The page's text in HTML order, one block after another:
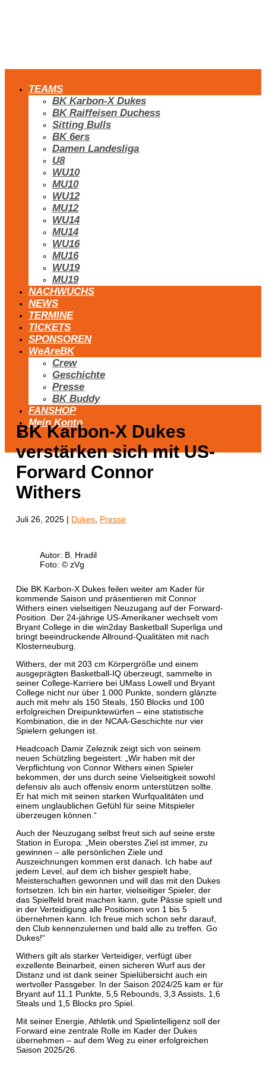
TEAMS
BK Karbon-X Dukes
BK Raiffeisen Duchess
Sitting Bulls
BK 6ers
Damen Landesliga
U8
WU10
MU10
WU12
MU12
WU14
MU14
WU16
MU16
WU19
MU19
NACHWUCHS
NEWS
TERMINE
TICKETS
SPONSOREN
WeAreBK
Crew
Geschichte
Presse
BK Buddy
FANSHOP
Mein Konto
BK Karbon-X Dukes
verstärken sich mit US-
Forward Connor
Withers
Juli 26, 2025 | Dukes Presse
Autor: B. Hradil
Foto: © zVg
Die BK Karbon-X Dukes feilen weiter am Kader für
kommende Saison und präsentieren mit Connor
Withers einen vielseitigen Neuzugang auf der Forward-
Position. Der 24-jährige US-Amerikaner wechselt vom
Bryant College in die win2day Basketball Superliga und
bringt beeindruckende Allround-Qualitäten mit nach
Klosterneuburg.
Withers, der mit 203 cm Körpergröße und einem
ausgeprägten Basketball-IQ überzeugt, sammelte in
seiner College-Karriere bei UMass Lowell und Bryant
College nicht nur über 1.000 Punkte, sondern glänzte
auch mit mehr als 150 Steals, 150 Blocks und 100
erfolgreichen Dreipunktewürfen – eine statistische
Kombination, die in der NCAA-Geschichte nur vier
Spielern gelungen ist.
Headcoach Damir Zeleznik zeigt sich von seinem
neuen Schützling begeistert: „Wir haben mit der
Verpflichtung von Connor Withers einen Spieler
bekommen, der uns durch seine Vielseitigkeit sowohl
defensiv als auch offensiv enorm unterstützen sollte.
Er hat mich mit seinen starken Wurfqualitäten und
einem unglaublichen Gefühl für seine Mitspieler
überzeugen können.“
Auch der Neuzugang selbst freut sich auf seine erste
Station in Europa: „Mein oberstes Ziel ist immer, zu
gewinnen – alle persönlichen Ziele und
Auszeichnungen kommen erst danach. Ich habe auf
jedem Level, auf dem ich bisher gespielt habe,
Meisterschaften gewonnen und will das mit den Dukes
fortsetzen. Ich bin ein harter, vielseitiger Spieler, der
das Spielfeld breit machen kann, gute Pässe spielt und
in der Verteidigung alle Positionen von 1 bis 5
übernehmen kann. Ich freue mich schon sehr darauf,
den Club kennenzulernen und bald alle zu treffen. Go
Dukes!“
Withers gilt als starker Verteidiger, verfügt über
exzellente Beinarbeit, einen sicheren Wurf aus der
Distanz und ist dank seiner Spielübersicht auch ein
wertvoller Passgeber. In der Saison 2024/25 kam er für
Bryant auf 11,1 Punkte, 5,5 Rebounds, 3,3 Assists, 1,6
Steals und 1,5 Blocks pro Spiel.
Mit seiner Energie, Athletik und Spielintelligenz soll der
Forward eine zentrale Rolle im Kader der Dukes
übernehmen – auf dem Weg zu einer erfolgreichen
Saison 2025/26.